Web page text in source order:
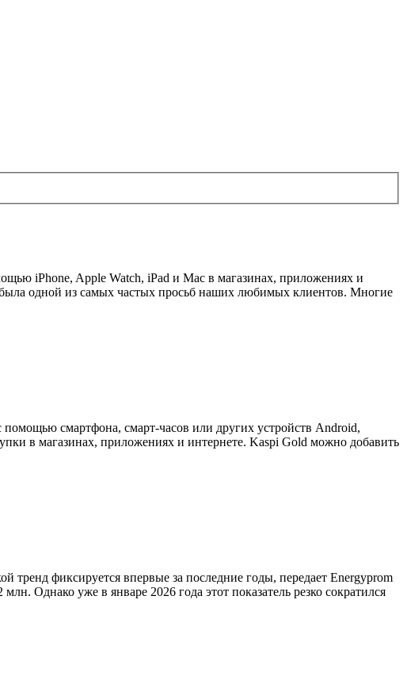
iPhone, Apple Watch, iPad и Mac в магазинах, приложениях и
одной из самых частых просьб наших любимых клиентов. Многие
смартфона, смарт-часов или других устройств Android,
в магазинах, приложениях и интернете. Kaspi Gold можно добавить
тренд фиксируется впервые за последние годы, передает Energyprom
Однако уже в январе 2026 года этот показатель резко сократился